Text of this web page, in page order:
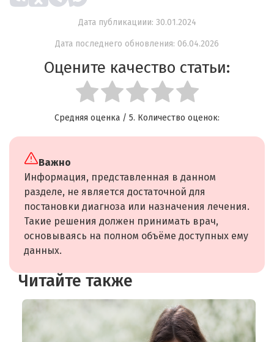
Дата публикациии: 30.01.2024
Дата последнего обновления: 06.04.2026
Оцените качество статьи:
Средняя оценка / 5. Количество оценок:
Важно
Информация, представленная в данном
разделе, не является достаточной для
постановки диагноза или назначения лечения.
Такие решения должен принимать врач,
основываясь на полном объёме доступных ему
данных.
Читайте также